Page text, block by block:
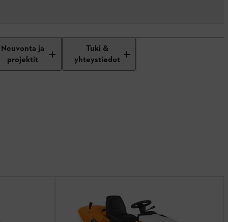
Neuvonta ja
projektit
Tuki &
yhteystiedot